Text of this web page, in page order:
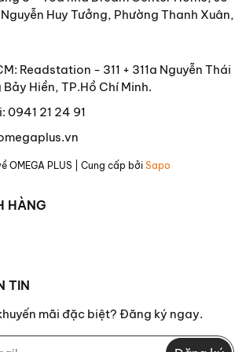
ra những lời giải tường tận, khả thi.
Huy Tưởng, Phường Thanh Xuân,
Readstation - 311 + 311a Nguyễn Thái
Hiền, TP.Hồ Chí Minh.
0941 21 24 91
OMEGA PLUS | Cung cấp bởi Sapo
HÀNG
TIN
mãi đặc biệt? Đăng ký ngay.